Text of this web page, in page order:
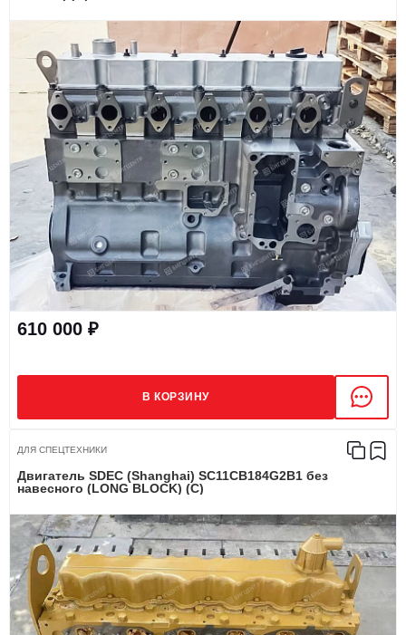
610 000 ₽
В КОРЗИНУ
ДЛЯ СПЕЦТЕХНИКИ
Двигатель SDEC (Shanghai) SC11CB184G2B1 без
навесного (LONG BLOCK) (C)